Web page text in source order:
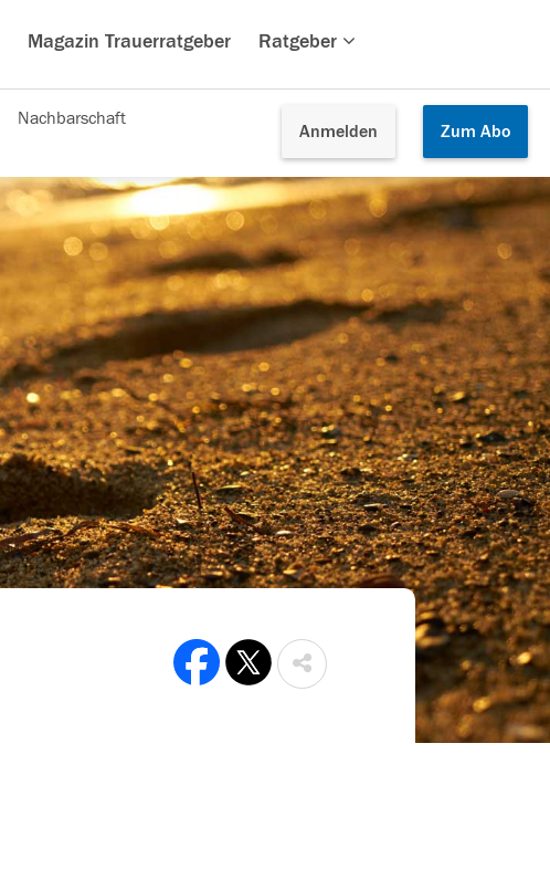
Magazin Trauerratgeber Ratgeber
Anmelden Zum Abo
Nachbarschaft